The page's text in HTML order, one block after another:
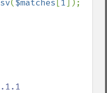
($matches [1]);